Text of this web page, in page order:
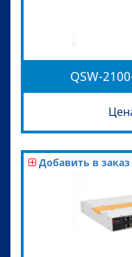
QSW-
Добавить в заказ